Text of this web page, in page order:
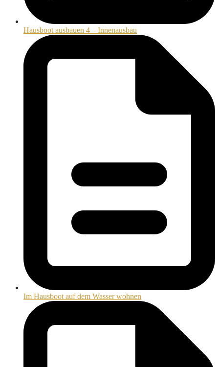
Hausboot ausbauen 4 – Innenausbau
Im Hausboot auf dem Wasser wohnen